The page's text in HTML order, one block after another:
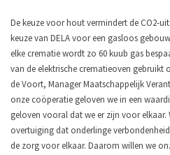
De keuze voor hout vermindert de CO2-
keuze van DELA voor een gasloos
elke crematie wordt zo 60 kuub gas
van de elektrische crematieoven gebruikt
de Voort, Manager Maatschappelijk
onze coöperatie geloven we in een
geloven vooral dat we er zijn voor
overtuiging dat onderlinge
de zorg voor elkaar. Daarom willen we